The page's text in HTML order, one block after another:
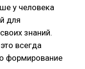
у человека
для
знаний.
всегда
формирование